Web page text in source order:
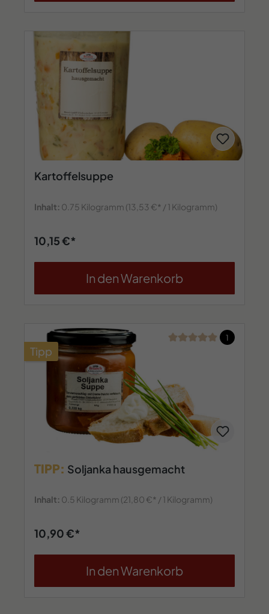
Kartoffelsuppe
Inhalt: 0.75 Kilogramm (13,53 €* / 1 Kilogramm)
10,15 €*
In den Warenkorb
Tipp
Durchschnittliche
1
TIPP: Soljanka hausgemacht
Inhalt: 0.5 Kilogramm (21,80 €* / 1 Kilogramm)
10,90 €*
In den Warenkorb